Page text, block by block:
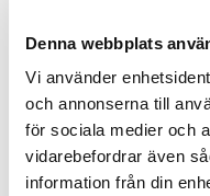
Denna webbplats
Vi använder
och annonserna till
för sociala medier och
vidarebefordrar även
information från din
Lagerstatus
Artikelnr
Leveranstid